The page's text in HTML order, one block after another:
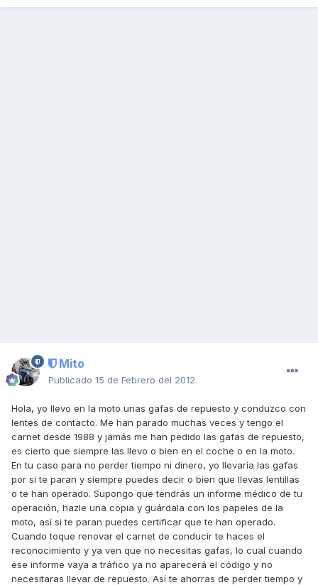
Mito
Publicado 15 de Febrero del 2012
Hola, yo llevo en la moto unas gafas de repuesto y conduzco con
lentes de contacto. Me han parado muchas veces y tengo el
carnet desde 1988 y jamás me han pedido las gafas de repuesto,
es cierto que siempre las llevo o bien en el coche o en la moto.
En tu caso para no perder tiempo ni dinero, yo llevaría las gafas
por si te paran y siempre puedes decir o bien que llevas lentillas
o te han operado. Supongo que tendrás un informe médico de tu
operación, hazle una copia y guárdala con los papeles de la
moto, así si te paran puedes certificar que te han operado.
Cuando toque renovar el carnet de conducir te haces el
reconocimiento y ya ven que no necesitas gafas, lo cual cuando
ese informe vaya a tráfico ya no aparecerá el código y no
necesitaras llevar de repuesto. Así te ahorras de perder tiempo y